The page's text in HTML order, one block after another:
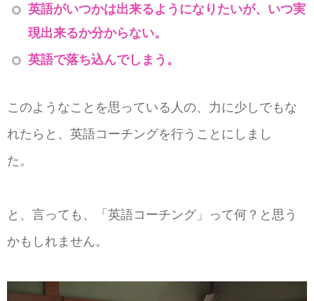
英語がいつかは出来るようになりたいが、いつ実
現出来るか分からない。
英語で落ち込んでしまう。
このようなことを思っている人の、力に少しでもな
れたらと、英語コーチングを行うことにしまし
た。
と、言っても、「英語コーチング」って何？と思う
かもしれません。